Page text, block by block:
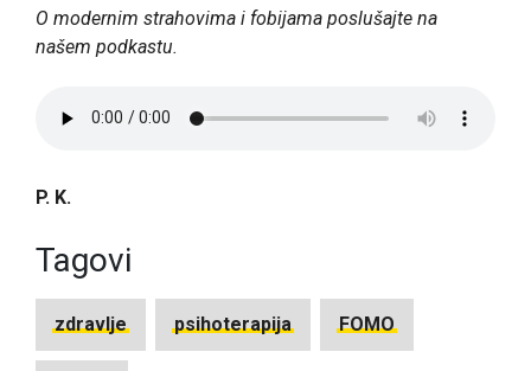
O modernim strahovima i fobijama poslušajte na
našem podkastu.
P. K.
Tagovi
zdravlje psihoterapija FOMO